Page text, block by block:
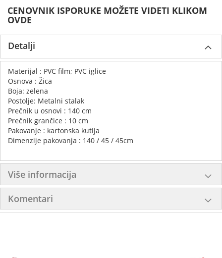
CENOVNIK ISPORUKE MOŽETE VIDETI KLIKOM
OVDE
Detalji
Materijal : PVC film; PVC iglice
Osnova : Žica
Boja: zelena
Postolje: Metalni stalak
Prečnik u osnovi : 140 cm
Prečnik grančice : 10 cm
Pakovanje : kartonska kutija
Dimenzije pakovanja : 140 / 45 / 45cm
Više informacija
Komentari